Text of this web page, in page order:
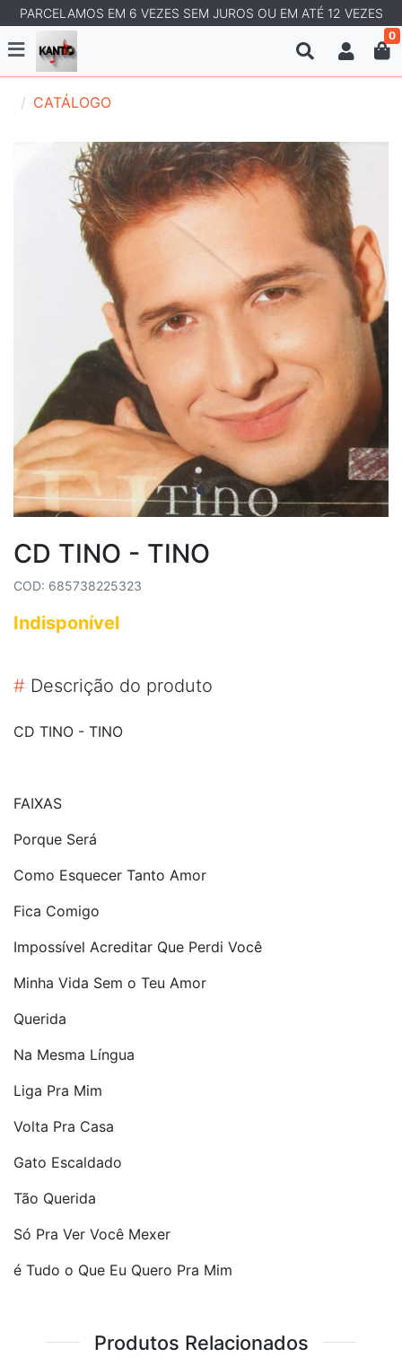
PARCELAMOS EM 6 VEZES SEM JUROS OU EM ATÉ 12 VEZES
0
CATÁLOGO
CD TINO - TINO
COD: 685738225323
Indisponível
# Descrição do produto
CD TINO - TINO
FAIXAS
Porque Será
Como Esquecer Tanto Amor
Fica Comigo
Impossível Acreditar Que Perdi Você
Minha Vida Sem o Teu Amor
Querida
Na Mesma Língua
Liga Pra Mim
Volta Pra Casa
Gato Escaldado
Tão Querida
Só Pra Ver Você Mexer
é Tudo o Que Eu Quero Pra Mim
Produtos Relacionados